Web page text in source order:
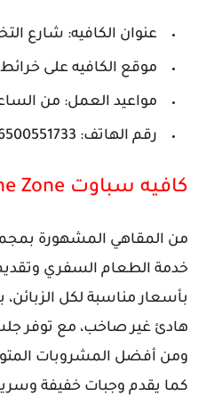
عنوان الكافيه: شارع
موقع الكافيه على
مواعيد العمل: من الساعة 1 م وحتى الساعة
رقم الهاتف: 966500551733+.
كافيه سباوت The Zone
من المقاهي المشهورة
خدمة الطعام السفري
بأسعار مناسبة لكل الزبائن،
هادئ غير صاخب، مع توفر
ومن أفضل المشروبات
كما يقدم وجبات خفيفة